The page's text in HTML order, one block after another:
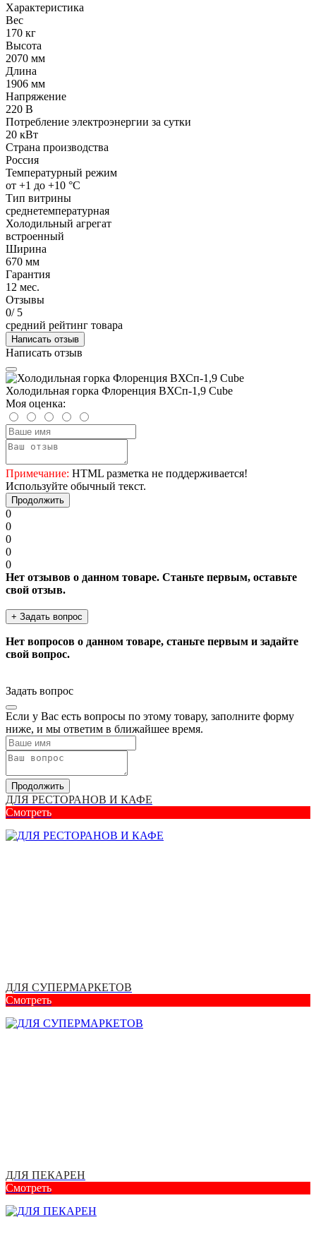
Характеристика
Вес
170 кг
Высота
2070 мм
Длина
1906 мм
Напряжение
220 В
Потребление электроэнергии за сутки
20 кВт
Страна производства
Россия
Температурный режим
от +1 до +10 °С
Тип витрины
среднетемпературная
Холодильный агрегат
встроенный
Ширина
670 мм
Гарантия
12 мес.
Отзывы
0/ 5
средний рейтинг товара
Написать отзыв
Написать отзыв
Холодильная горка Флоренция ВХСп-1,9 Cube
Моя оценка:
Примечание: HTML разметка не поддерживается!
Используйте обычный текст.
Продолжить
0
0
0
0
0
Нет отзывов о данном товаре. Станьте первым, оставьте
свой отзыв.
+ Задать вопрос
Нет вопросов о данном товаре, станьте первым и задайте
свой вопрос.
Задать вопрос
Если у Вас есть вопросы по этому товару, заполните форму
ниже, и мы ответим в ближайшее время.
Продолжить
ДЛЯ РЕСТОРАНОВ И КАФЕ
Смотреть
ДЛЯ СУПЕРМАРКЕТОВ
Смотреть
ДЛЯ ПЕКАРЕН
Смотреть